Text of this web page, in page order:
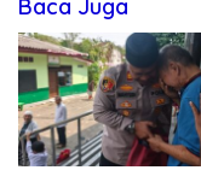
Baca Juga